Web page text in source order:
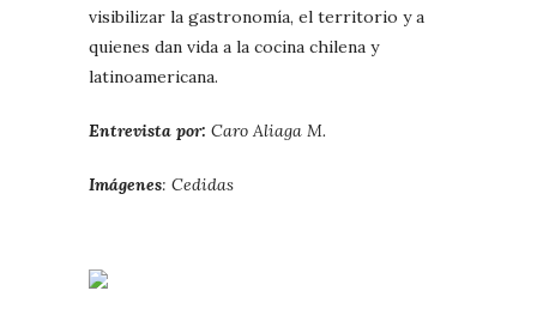
visibilizar la gastronomía, el territorio y a
quienes dan vida a la cocina chilena y
latinoamericana.
Entrevista por: Caro Aliaga M.
Imágenes: Cedidas